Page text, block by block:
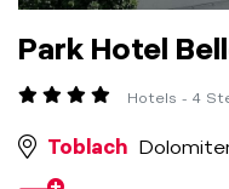
Park Hotel
Hotels - 4
Toblach